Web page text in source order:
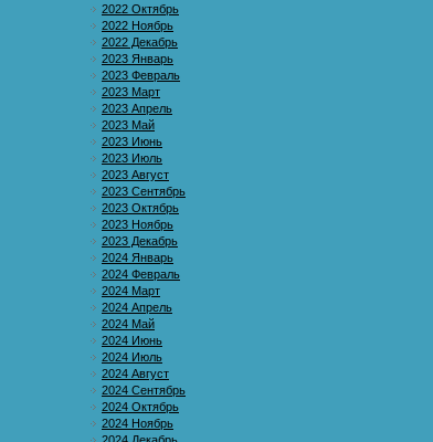
2022 Октябрь
2022 Ноябрь
2022 Декабрь
2023 Январь
2023 Февраль
2023 Март
2023 Апрель
2023 Май
2023 Июнь
2023 Июль
2023 Август
2023 Сентябрь
2023 Октябрь
2023 Ноябрь
2023 Декабрь
2024 Январь
2024 Февраль
2024 Март
2024 Апрель
2024 Май
2024 Июнь
2024 Июль
2024 Август
2024 Сентябрь
2024 Октябрь
2024 Ноябрь